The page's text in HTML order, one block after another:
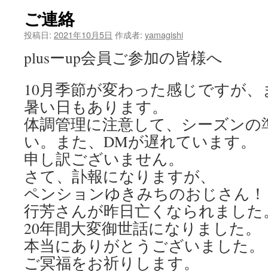
へ
ス
ッ
ご連絡
投稿日: 2021年10月5日 作成者: yamagishi
plusーup会員ご参加の皆様へ
10月季節が変わった感じですが
暑い日もあります。
体調管理に注意して、シーズン
い。また、DMが遅れています。
申し訳ございません。
さて、訃報になりますが、
ペンションゆきみちのおじさん！
行芳さんが昨日亡くなられました
20年間大変御世話になりました。
本当にありがとうございました。
ご冥福をお祈りします。